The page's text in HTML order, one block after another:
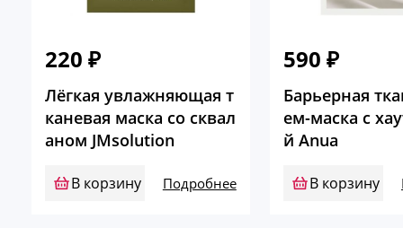
220 ₽
Лёгкая увлажняющая т
каневая маска со сквал
аном JMsolution
В корзину Подробнее
590₽
Барьерная
ем-маска с
й Anua
В корзину